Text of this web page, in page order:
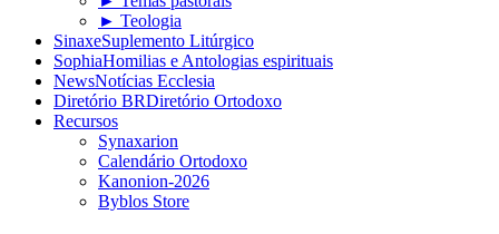
► Teologia
SinaxeSuplemento Litúrgico
SophiaHomilias e Antologias espirituais
NewsNotícias Ecclesia
Diretório BRDiretório Ortodoxo
Recursos
Synaxarion
Calendário Ortodoxo
Kanonion-2026
Byblos Store